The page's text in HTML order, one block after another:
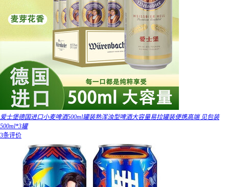
爱士堡德国进口小麦啤酒500ml罐装熟浑浊型啤酒大容量易拉罐装便携高端 见包装
500ml*3罐
3条评价